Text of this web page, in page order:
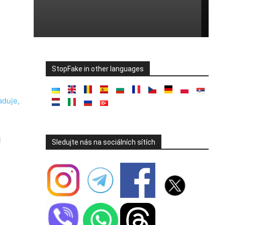
StopFake in other languages
Sledujte nás na sociálních sítích